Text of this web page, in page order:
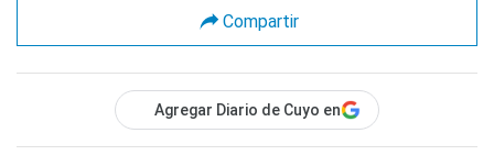
Compartir
Agregar Diario de Cuyo en